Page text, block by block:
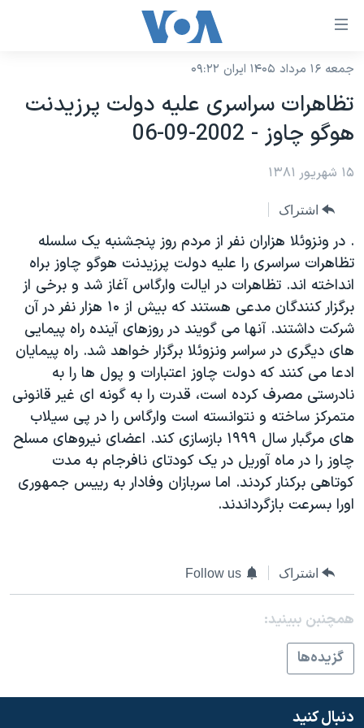
لینکهای
دسترسی
جهش
محتوای
اصلی
اصلی
جهش
به
جستجو
نسخه سبک وب‌سایت
موضوع ها
ایران
آمریکا
ورزشی
گزیده‌ها
ویژه برنامه‌ها
ویدیوها
فرهنگ و زندگی
حقوق شهروندی
اقتصادی
علم و فناوری
اسرائیل در جنگ
برنامه های تلویزیونی
جدول برنامه ها
صفحه‌های ویژه
جام جهانی ۲۰۲۶
عملیات خشم حماسی
بایگانی برنامه‌های تلویزیونی
مستندها
انتخابات ریاست جمهوری آمریکا ۲۰۲۴
حمله جمهوری اسلامی به اسرائیل
رمز مهسا
ورزش زنان در ایران
تریبونال مردمی آبان ۹۸
دادگاه حمید نوری
چهل سال گروگان‌گیری
قانون شفافیت دارائی کادر رهبری ایران
اعتراضات مردمی آبان ۹۸
فرکانس‌های صدای آمریکا
پخش رادیویی
یادگیری زبان انگلیسی
دنبال کنید
زبانهای مختلف
جمعه ۱۶ مرداد ۱۴۰۵ ایران ۰۹:۲۲
تظاهرات سراسری عليه دولت پرزيدنت
هوگو چاوز - 2002-09-06
۱۵ شهریور ۱۳۸۱
اشتراک
. در ونزوئلا هزاران نفر از مردم روز پنجشنبه يک سلسله
تظاهرات سراسری را عليه دولت پرزيدنت هوگو چاوز براه
انداخته اند. تظاهرات در ايالت وارگاس آغاز شد و برخی از
برگزار کنندگان مدعی هستند که بيش از ۱۰ هزار نفر در آن
شرکت داشتند. آنها می گويند در روزهای آينده راه پيمايی
های ديگری در سراسر ونزوئلا برگزار خواهد شد. راه پيمايان
ادعا می کنند که دولت چاوز اعتبارات و پول ها را به
نادرستی مصرف کرده است، قدرت را به گونه ای غير قانونی
متمرکز ساخته و نتوانسته است وارگاس را در پی سيلاب
های مرگبار سال ۱۹۹۹ بازسازی کند. اعضای نيروهای مسلح
چاوز را در ماه آوريل در يک کودتای نافرجام به مدت
کوتاهی برکنار کردند. اما سربازان وفادار به رييس جمهوری
اورا بسرعت بازگرداندند.
اشتراک Follow us
همچنبن ببینید:
گزيده‌ها
دنبال کنید